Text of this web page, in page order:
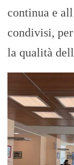
continua e
condivisi,
la qualità